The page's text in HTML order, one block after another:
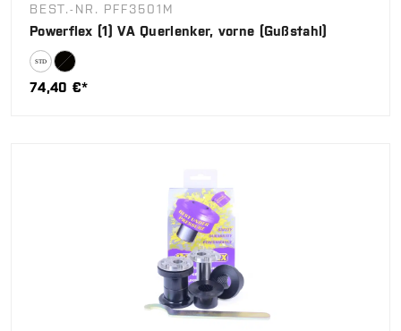
BEST.-NR. PFF3501M
Powerflex (1) VA Querlenker, vorne (Gußstahl)
74,40 €*